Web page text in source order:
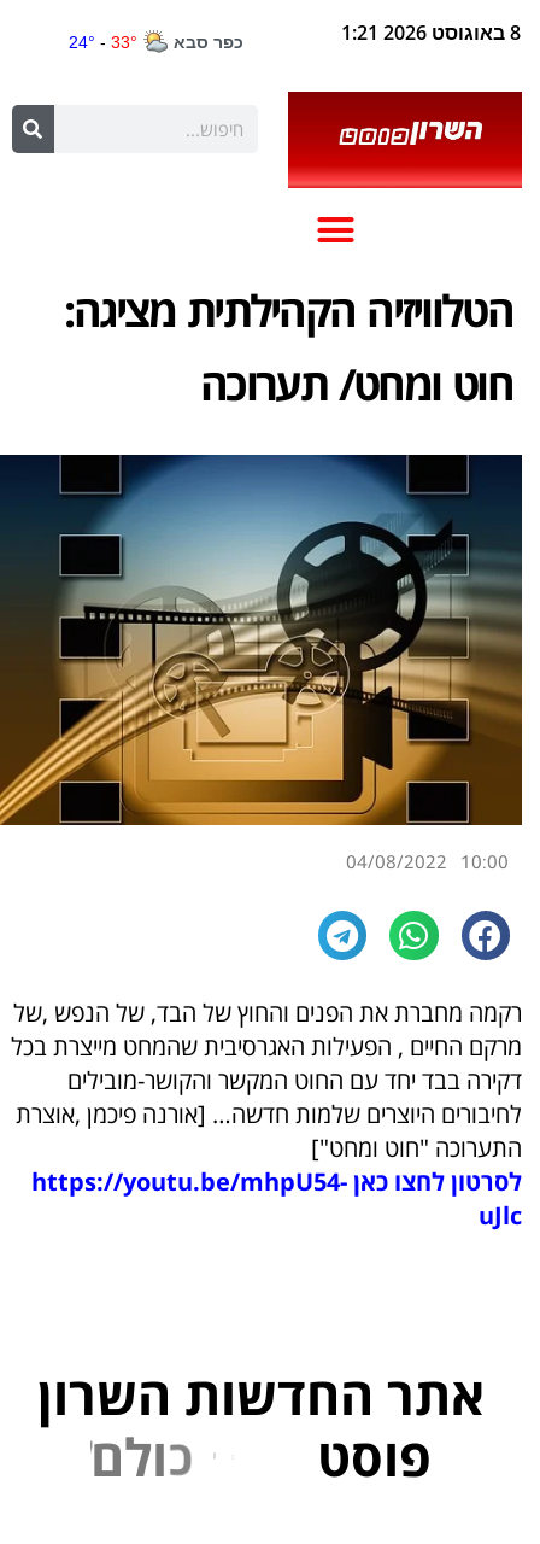
8 באוגוסט 2026 1:21
הטלוויזיה הקהילתית מציגה:
חוט ומחט/ תערוכה
10:00
04/08/2022
רקמה מחברת את הפנים והחוץ של הבד, של הנפש ,של
מרקם החיים , הפעילות האגרסיבית שהמחט מייצרת בכל
דקירה בבד יחד עם החוט המקשר והקושר-מובילים
לחיבורים היוצרים שלמות חדשה… [אורנה פיכמן ,אוצרת
התערוכה "חוט ומחט"]
לסרטון לחצו כאןhttps://youtu.be/mhpU54-
uJlc
אתר החדשות השרון
פוסט